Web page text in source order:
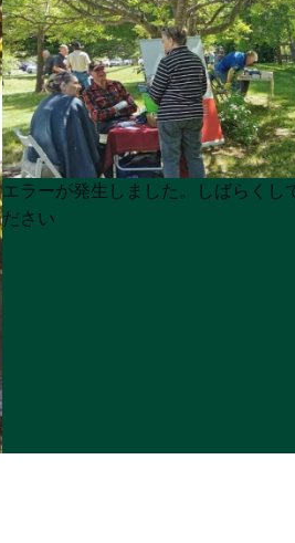
Product
List
Product
List
エラーが発生しました。しばらくし
ださい